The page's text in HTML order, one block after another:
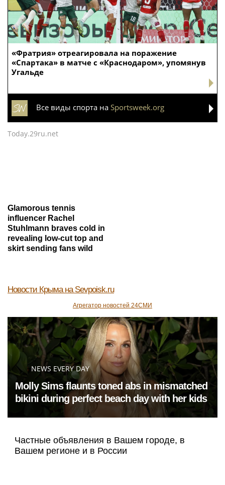
«Фратрия» отреагировала на поражение
«Спартака» в матче с «Краснодаром», упомянув
Угальде
Все виды спорта на Sportsweek.org
Today.29ru.net
Glamorous tennis
influencer Rachel
Stuhlmann braves cold in
revealing low-cut top and
skirt sending fans wild
Новости Крыма на Sevpoisk.ru
Агрегатор новостей 24СМИ
NEWS EVERY DAY
Molly Sims flaunts toned abs in mismatched
bikini during perfect beach day with her kids
Частные объявления в Вашем городе, в
Вашем регионе и в России